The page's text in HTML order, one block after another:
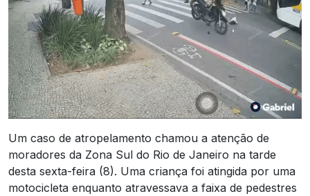
Um caso de atropelamento chamou a atenção de
moradores da Zona Sul do Rio de Janeiro na tarde
desta sexta-feira (8). Uma criança foi atingida por uma
motocicleta enquanto atravessava a faixa de pedestres